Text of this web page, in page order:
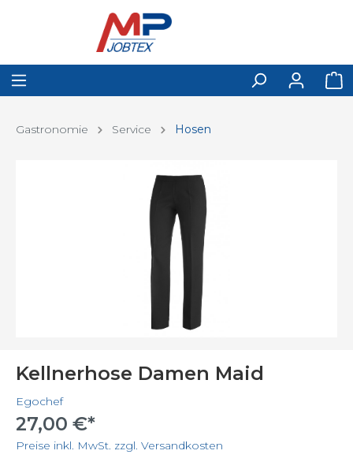
Gastronomie Service Hosen
Kellnerhose Damen Maid
Egochef
27,00 €*
Preise inkl. MwSt. zzgl. Versandkosten